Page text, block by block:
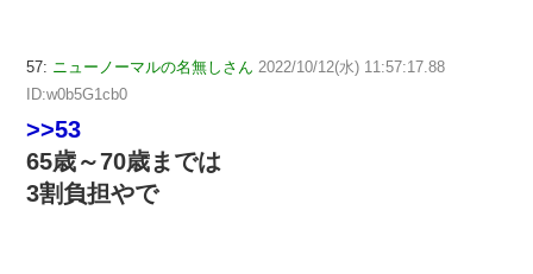
57: ニューノーマルの名無しさん 2022/10/12(水) 11:57:17.88
ID:w0b5G1cb0
>>53
65歳～70歳までは
3割負担やで